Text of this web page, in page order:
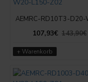
107,93€ 143,90€
+ Warenkorb